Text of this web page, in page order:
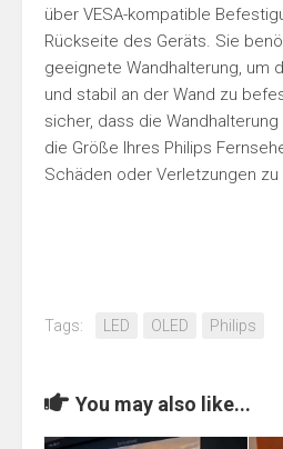
über VESA-kompatible
Rückseite des Geräts. Sie
geeignete Wandhalterung, um
und stabil an der Wand zu
sicher, dass die
die Größe Ihres Philips
Schäden oder Verletzungen zu
Tags: LED OLED Philips
You may also like...